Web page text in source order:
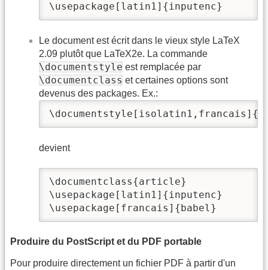
\usepackage[latin1]{inputenc}
Le document est écrit dans le vieux style LaTeX
2.09 plutôt que LaTeX2e. La commande
\documentstyle est remplacée par
\documentclass et certaines options sont
devenus des packages. Ex.:
devient
\documentclass{article}
\usepackage[latin1]{inputenc}
\usepackage[francais]{babel}
Produire du PostScript et du PDF portable
Pour produire directement un fichier PDF à partir d'un